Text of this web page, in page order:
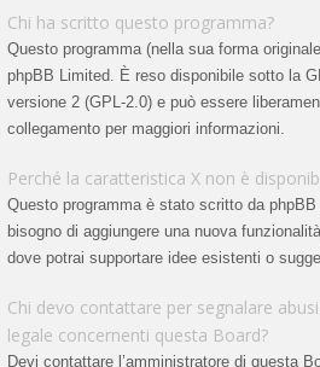
Chi ha scritto questo programma?
Questo programma (nella sua forma
phpBB Limited. È reso disponibile sotto la
versione 2 (GPL-2.0) e può essere
collegamento per maggiori informazioni.
Perché la caratteristica X non è
Questo programma è stato scritto da
bisogno di aggiungere una nuova
dove potrai supportare idee esistenti o
Chi devo contattare per segnalare
legale concernenti questa Board?
Devi contattare l’amministratore di questa